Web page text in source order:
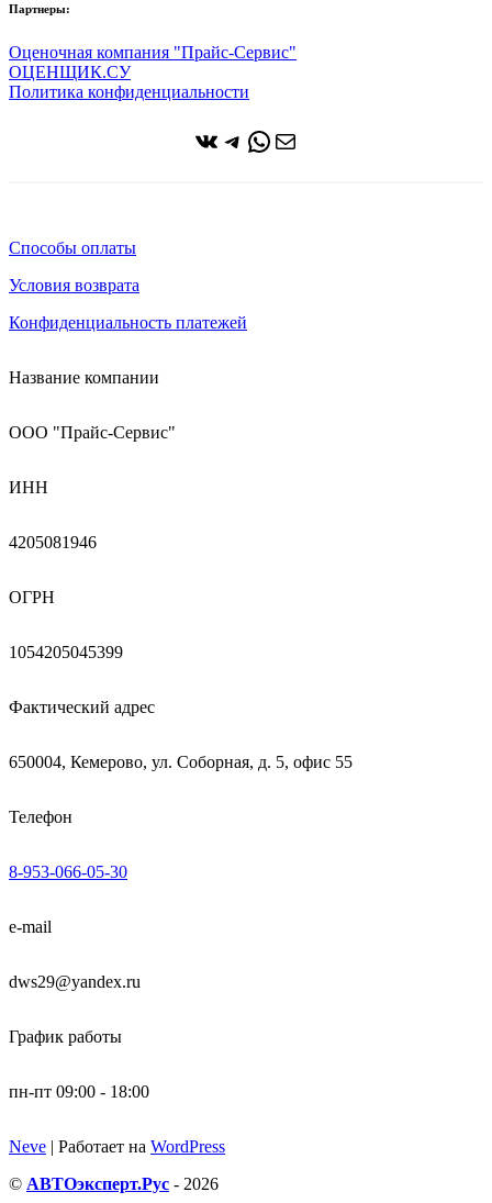
Партнеры:
Оценочная компания "Прайс-Сервис"
ОЦЕНЩИК.СУ
Политика конфиденциальности
ВКонтакте
Telegram
WhatsApp
Почта
Способы оплаты
Условия возврата
Конфиденциальность платежей
Название компании
ООО "Прайс-Сервис"
ИНН
4205081946
ОГРН
1054205045399
Фактический адрес
650004, Кемерово, ул. Соборная, д. 5, офис 55
Телефон
8-953-066-05-30
e-mail
dws29@yandex.ru
График работы
пн-пт 09:00 - 18:00
Neve | Работает на WordPress
© АВТОэксперт.Рус - 2026